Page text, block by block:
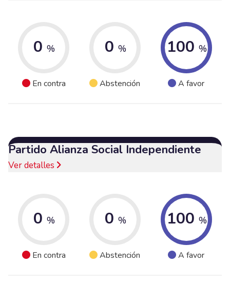
0 %
En contra
0 %
Abstención
100 %
A favor
Partido Alianza Social Independiente
Ver detalles
0 %
En contra
0 %
Abstención
100 %
A favor